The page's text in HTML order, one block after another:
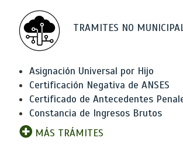
TRAMITES NO
Asignación Universal por Hijo
Certificación Negativa de ANSES
Certificado de Antecedentes
Constancia de Ingresos Brutos
MÁS TRÁMITES